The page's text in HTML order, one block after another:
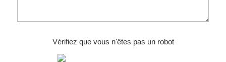
Vérifiez que vous n'êtes pas un robot